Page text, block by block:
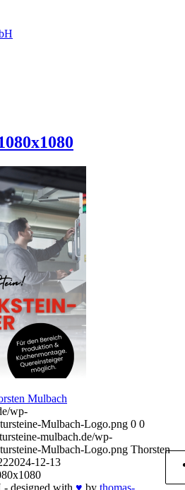
Mulbach
wp-
Mulbach-Logo.png 0 0
mulbach.de/wp-
Mulbach-Logo.png Thorsten
2024-12-13
designed with ♥ by thomas-